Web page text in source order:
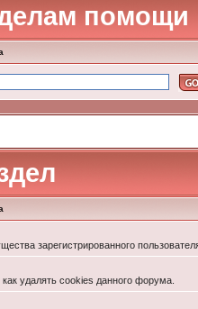
помощи
зарегистрированного
удалять cookies данного форума.